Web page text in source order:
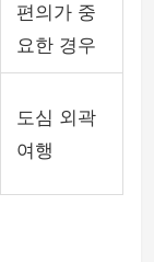
편의가 중
요한 경우
도심 외곽
여행